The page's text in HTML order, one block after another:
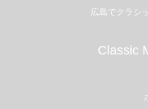
広島でクラシ
Classic